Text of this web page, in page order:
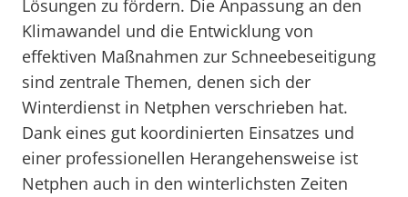
Lösungen zu fördern. Die Anpassung an den
Klimawandel und die Entwicklung von
effektiven Maßnahmen zur Schneebeseitigung
sind zentrale Themen, denen sich der
Winterdienst in Netphen verschrieben hat.
Dank eines gut koordinierten Einsatzes und
einer professionellen Herangehensweise ist
Netphen auch in den winterlichsten Zeiten